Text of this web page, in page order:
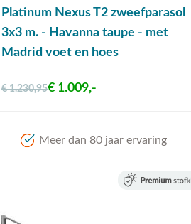
Platinum Nexus T2 zweefparasol
3x3 m. - Havanna taupe - met
Madrid voet en hoes
€ 1.230,95€ 1.009,-
Meer dan 80 jaar ervaring